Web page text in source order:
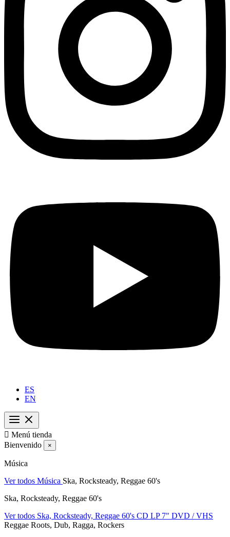
ES
EN
 Menú tienda
Bienvenido
×
Música
Ver todos Música Ska, Rocksteady, Reggae 60's
Ska, Rocksteady, Reggae 60's
Ver todos Ska, Rocksteady, Reggae 60's CD LP 7" DVD / VHS
Reggae Roots, Dub, Ragga, Rockers